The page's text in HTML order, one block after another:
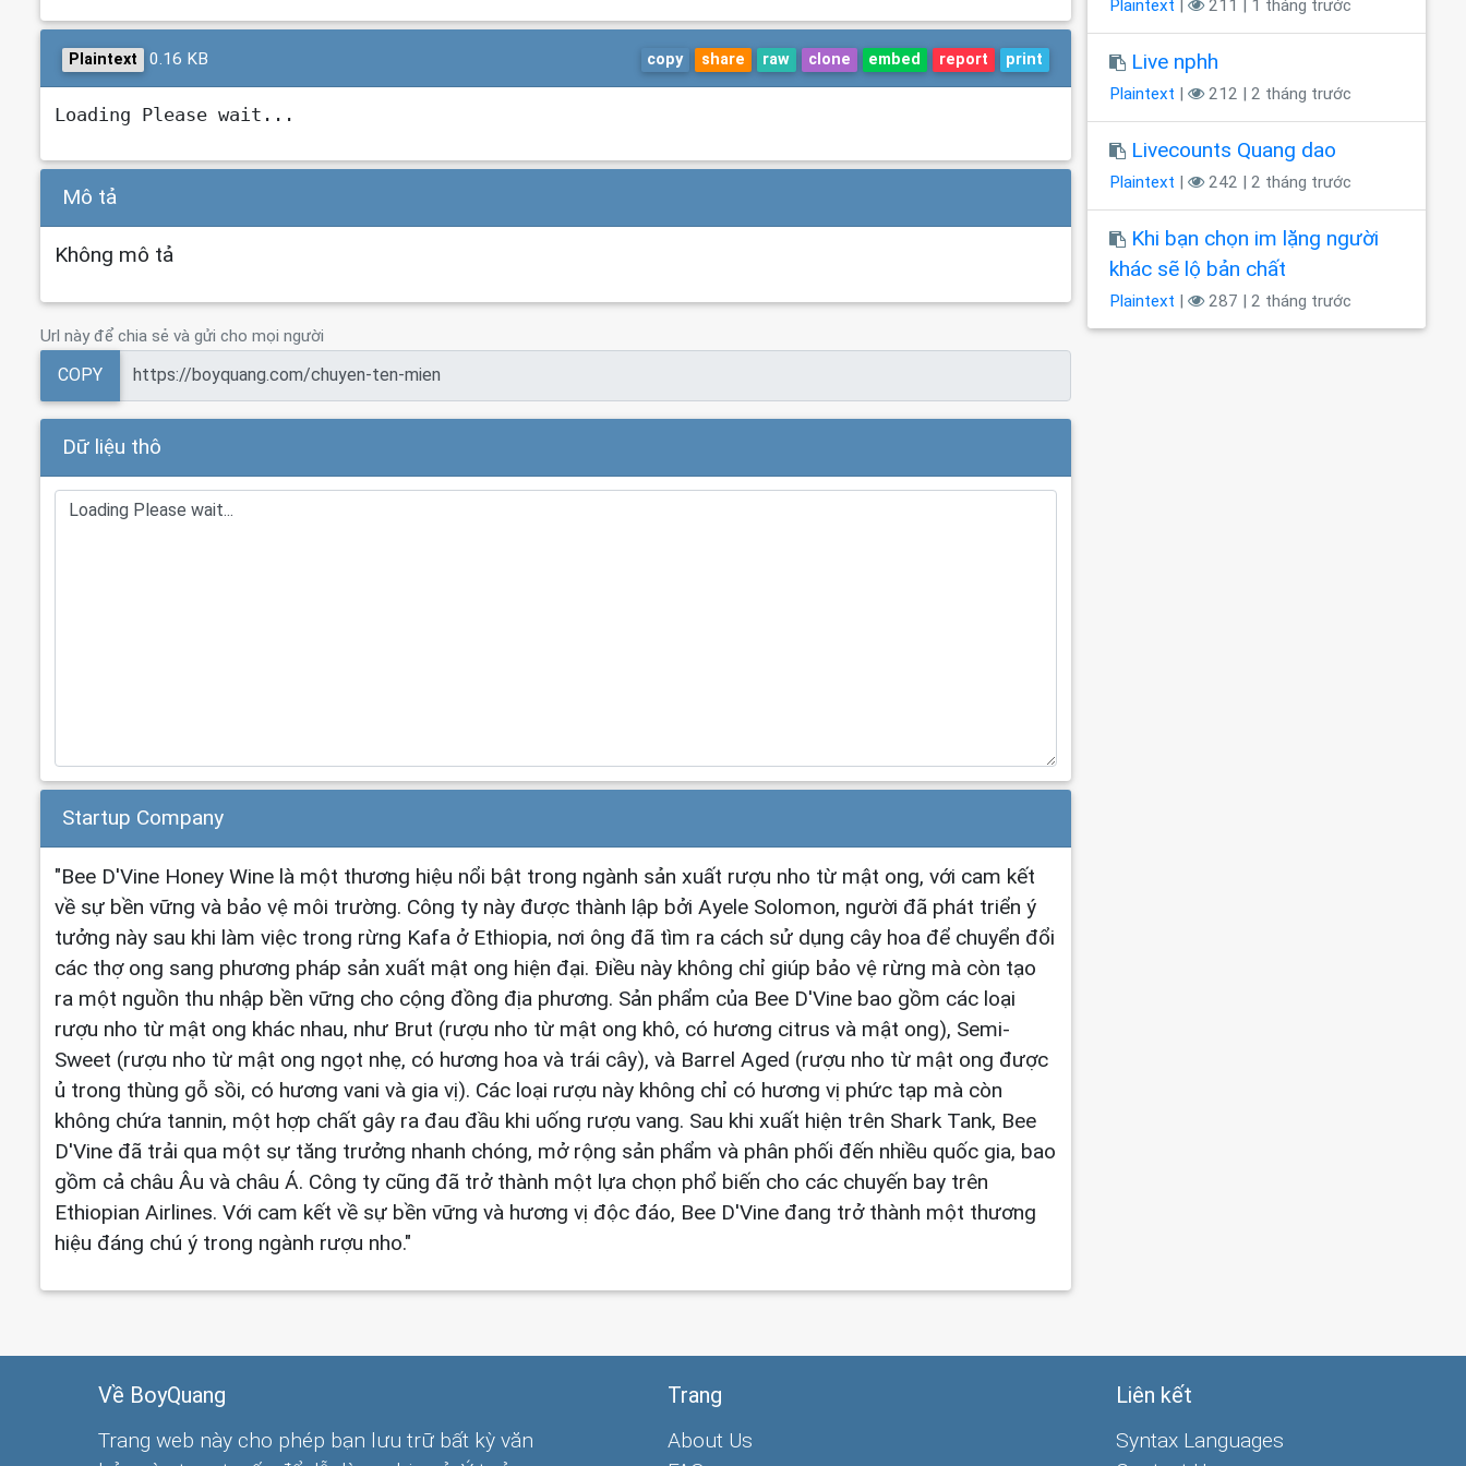
Plaintext 0.16 KB copy share raw clone embed report print
Loading Please wait...
Mô tả
Không mô tả
Url này để chia sẻ và gửi cho mọi người
COPY
Dữ liệu thô
Startup Company
"Bee D'Vine Honey Wine là một thương hiệu nổi bật trong ngành sản xuất rượu nho từ mật ong, với cam kết
về sự bền vững và bảo vệ môi trường. Công ty này được thành lập bởi Ayele Solomon, người đã phát triển ý
tưởng này sau khi làm việc trong rừng Kafa ở Ethiopia, nơi ông đã tìm ra cách sử dụng cây hoa để chuyển đổi
các thợ ong sang phương pháp sản xuất mật ong hiện đại. Điều này không chỉ giúp bảo vệ rừng mà còn tạo
ra một nguồn thu nhập bền vững cho cộng đồng địa phương. Sản phẩm của Bee D'Vine bao gồm các loại
rượu nho từ mật ong khác nhau, như Brut (rượu nho từ mật ong khô, có hương citrus và mật ong), Semi-
Sweet (rượu nho từ mật ong ngọt nhẹ, có hương hoa và trái cây), và Barrel Aged (rượu nho từ mật ong được
ủ trong thùng gỗ sồi, có hương vani và gia vị). Các loại rượu này không chỉ có hương vị phức tạp mà còn
không chứa tannin, một hợp chất gây ra đau đầu khi uống rượu vang. Sau khi xuất hiện trên Shark Tank, Bee
D'Vine đã trải qua một sự tăng trưởng nhanh chóng, mở rộng sản phẩm và phân phối đến nhiều quốc gia, bao
gồm cả châu Âu và châu Á. Công ty cũng đã trở thành một lựa chọn phổ biến cho các chuyến bay trên
Ethiopian Airlines. Với cam kết về sự bền vững và hương vị độc đáo, Bee D'Vine đang trở thành một thương
hiệu đáng chú ý trong ngành rượu nho."
Plaintext 211 | 1 tháng trước
Live nphh
Plaintext 212 | 2 tháng trước
Livecounts Quang dao
Plaintext 242 | 2 tháng trước
Khi bạn chọn im lặng người
khác sẽ lộ bản chất
Plaintext 287 | 2 tháng trước
Về BoyQuang
Trang web này cho phép bạn lưu trữ bất kỳ văn
Trang
About Us
Liên kết
Syntax Languages